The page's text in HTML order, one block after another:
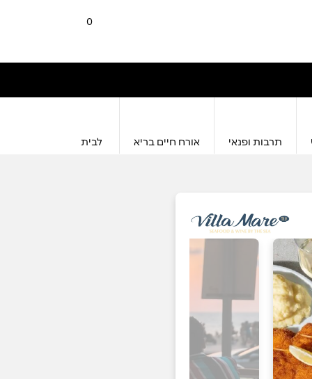
0
תרבות ופנאי אורח חיים בריא לבית